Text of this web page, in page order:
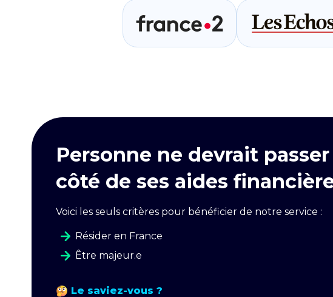
Personne ne devrait passer
côté de ses aides
Voici les seuls critères pour bénéficier de notre service :
Résider en France
Être majeur.e
Le saviez-vous ?